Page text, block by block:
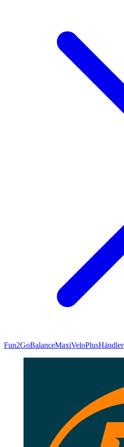
Fun2GoBalanceMaxiVeloPlusHändler